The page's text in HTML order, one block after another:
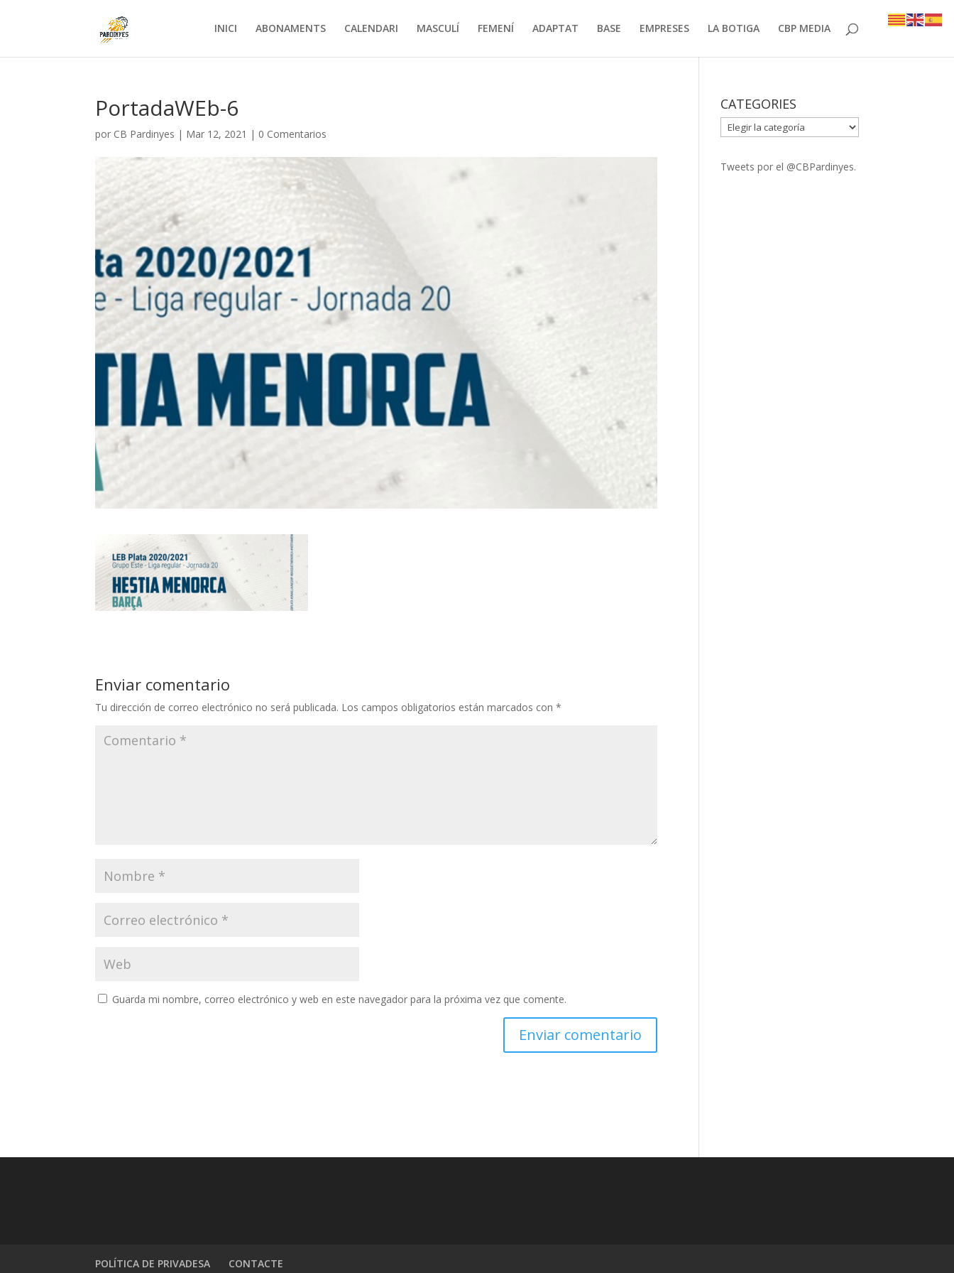
INICI ABONAMENTS CALENDARI MASCULÍ FEMENÍ ADAPTAT BASE EMPRESES LA BOTIGA CBP MEDIA
PortadaWEb-6
por CB Pardinyes | Mar 12, 2021 | 0 Comentarios
Enviar comentario
Tu dirección de correo electrónico no será publicada. Los campos obligatorios están marcados con*
Guarda mi nombre, correo electrónico y web en este navegador para la próxima vez que comente.
CATEGORIES
CATEGORIES
Tweets por el @CBPardinyes.
POLÍTICA DE PRIVADESA CONTACTE